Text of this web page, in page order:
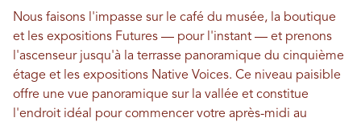
Nous faisons l'impasse sur le café du musée, la boutique
et les expositions Futures — pour l'instant — et prenons
l'ascenseur jusqu'à la terrasse panoramique du cinquième
étage et les expositions Native Voices. Ce niveau paisible
offre une vue panoramique sur la vallée et constitue
l'endroit idéal pour commencer votre après-midi au